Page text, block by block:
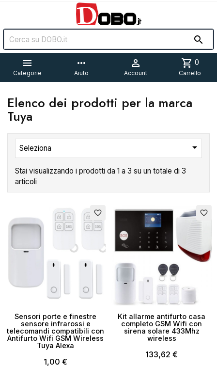


Categorie
more_horiz
Aiuto

Account
shopping_cart 0
Carrello
Elenco dei prodotti per la marca
Tuya
Seleziona 
Stai visualizzando i prodotti da 1 a 3 su un totale di 3
articoli
favorite_border
Sensori porte e finestre
sensore infrarossi e
telecomandi compatibili con
Antifurto Wifi GSM Wireless
Tuya Alexa
1,00 €
favorite_border
Kit allarme antifurto casa
completo GSM Wifi con
sirena solare 433Mhz
wireless
133,62 €